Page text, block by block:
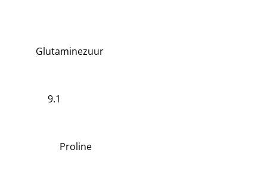
Glutaminezuur
9.1
Proline